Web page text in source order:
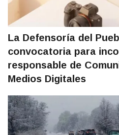
La Defensoría del
convocatoria para
responsable de
Medios Digitales